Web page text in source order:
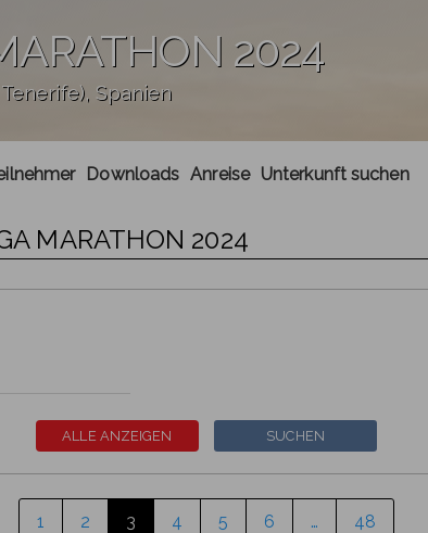
2024
Spanien
Downloads Anreise Unterkunft suchen
MARATHON 2024
1 2 3 4 5 6 … 48